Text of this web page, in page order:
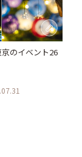
京のイベント26